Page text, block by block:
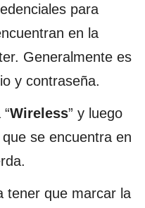
para
en la
Generalmente es
y contraseña.
Wireless” y luego
que se encuentra en
tener que marcar la